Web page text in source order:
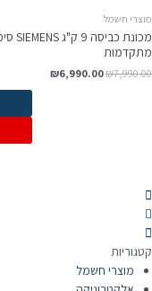
חשמל
₪המחיר
₪6,990.00 המחיר
הנוכחי
₪6,990.00.
מוצרי חשמל